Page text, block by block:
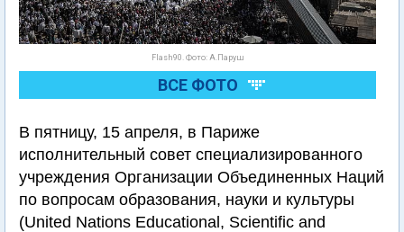
Flash90. Фото: А.Паруш
ВСЕ ФОТО
В пятницу, 15 апреля, в Париже
исполнительный совет специализированного
учреждения Организации Объединенных Наций
по вопросам образования, науки и культуры
(United Nations Educational, Scientific and